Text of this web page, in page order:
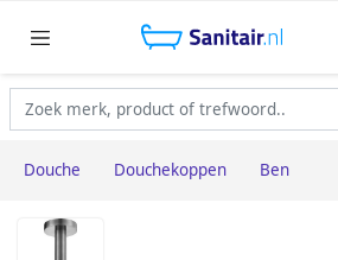
Douche Douchekoppen Ben